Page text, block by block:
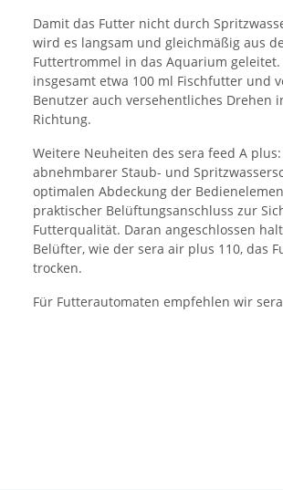
Damit das Futter nicht durch
wird es langsam und gleichmäßig aus
Futtertrommel in das Aquarium geleitet.
insgesamt etwa 100 ml Fischfutter und
Benutzer auch versehentliches Drehen
Richtung.
Weitere Neuheiten des sera feed A
abnehmbarer Staub- und
optimalen Abdeckung der
praktischer Belüftungsanschluss zur
Futterqualität. Daran angeschlossen
Belüfter, wie der sera air plus 110, das
trocken.
Für Futterautomaten empfehlen wir